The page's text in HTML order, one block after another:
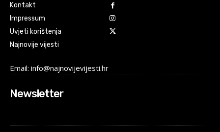
Kontakt
Impressum
Uvjeti korištenja
Najnovije vijesti
Email: info@najnovijevijesti.hr
Newsletter